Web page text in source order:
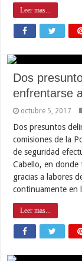
Leer mas...
Dos
enfrentarse
octubre 5, 2017
Dos presuntos
comisiones de la
de seguridad
Cabello, en donde
gracias a labores
continuamente en
Leer mas...